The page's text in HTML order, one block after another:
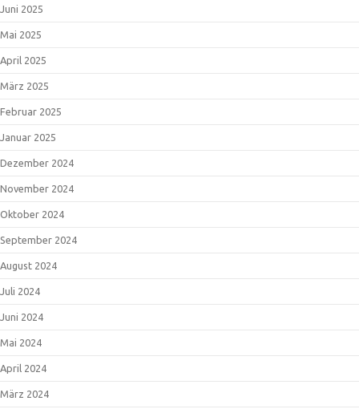
Juni 2025
Mai 2025
April 2025
März 2025
Februar 2025
Januar 2025
Dezember 2024
November 2024
Oktober 2024
September 2024
August 2024
Juli 2024
Juni 2024
Mai 2024
April 2024
März 2024